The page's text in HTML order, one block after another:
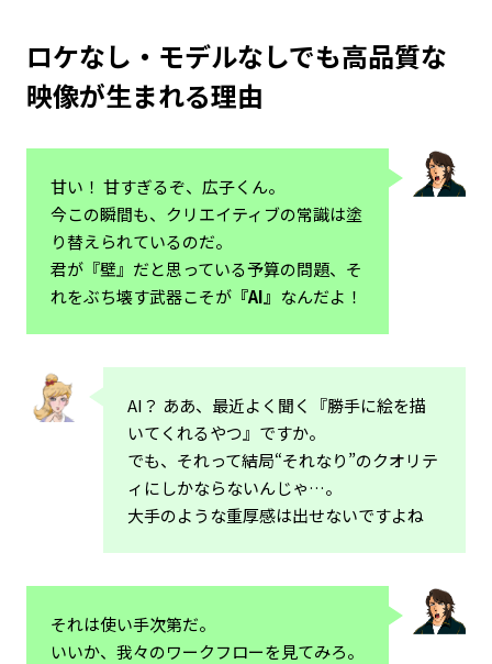
ロケなし・モデルなしでも高品質な
映像が生まれる理由
甘い！ 甘すぎるぞ、広子くん。
今この瞬間も、クリエイティブの常識は塗
り替えられているのだ。
君が『壁』だと思っている予算の問題、そ
れをぶち壊す武器こそが 『AI』 なんだよ！
AI？ ああ、最近よく聞く『勝手に絵を描
いてくれるやつ』ですか。
でも、それって結局“それなり”のクオリテ
ィにしかならないんじゃ…。
大手のような重厚感は出せないですよね
それは使い手次第だ。
いいか、我々のワークフローを見てみろ。